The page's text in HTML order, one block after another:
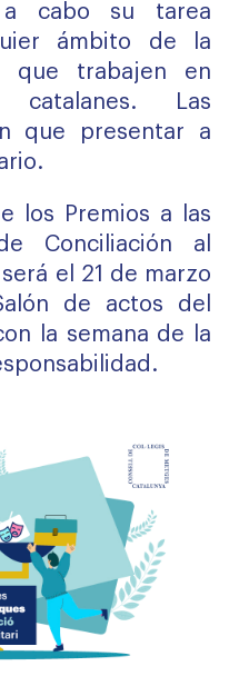
a cabo su tarea
ámbito de la
que trabajen en
catalanes. Las
que presentar a
.
los Premios a las
Conciliación al
el 21 de marzo
de actos del
la semana de la